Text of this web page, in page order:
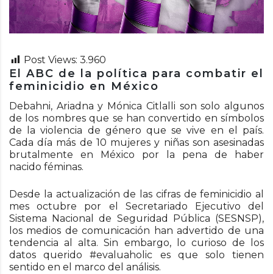
Post Views: 3.960
El ABC de la política para combatir el
feminicidio en México
Debahni, Ariadna y Mónica Citlalli son solo algunos
de los nombres que se han convertido en símbolos
de la violencia de género que se vive en el país.
Cada día más de 10 mujeres y niñas son asesinadas
brutalmente en México por la pena de haber
nacido féminas.
Desde la actualización de las cifras de feminicidio al
mes octubre por el Secretariado Ejecutivo del
Sistema Nacional de Seguridad Pública (SESNSP),
los medios de comunicación han advertido de una
tendencia al alta. Sin embargo, lo curioso de los
datos querido #evaluaholic es que solo tienen
sentido en el marco del análisis.